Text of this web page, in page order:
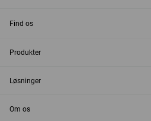
Find os
Produkter
Løsninger
Om os